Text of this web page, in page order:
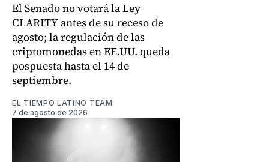
El Senado no votará la Ley
CLARITY antes de su receso de
agosto; la regulación de las
criptomonedas en EE.UU. queda
pospuesta hasta el 14 de
septiembre.
EL TIEMPO LATINO TEAM
7 de agosto de 2026